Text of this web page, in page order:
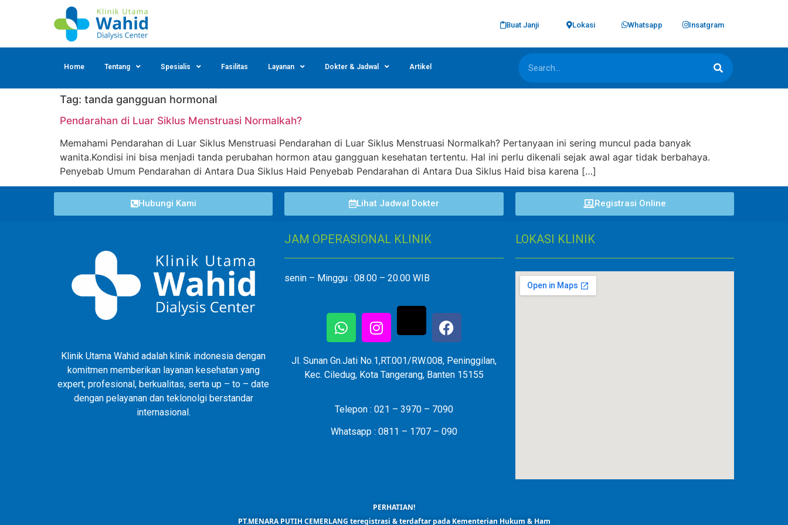
Buat Janji Lokasi Whatsapp Insatgram
Home Tentang Spesialis Fasilitas Layanan Dokter & Jadwal Artikel
Tag: tanda gangguan hormonal
Pendarahan di Luar Siklus Menstruasi Normalkah?
Memahami Pendarahan di Luar Siklus Menstruasi Pendarahan di Luar Siklus Menstruasi Normalkah? Pertanyaan ini sering muncul pada banyak
wanita.Kondisi ini bisa menjadi tanda perubahan hormon atau gangguan kesehatan tertentu. Hal ini perlu dikenali sejak awal agar tidak berbahaya.
Penyebab Umum Pendarahan di Antara Dua Siklus Haid Penyebab Pendarahan di Antara Dua Siklus Haid bisa karena […]
Hubungi Kami Lihat Jadwal Dokter Registrasi Online
Klinik Utama Wahid adalah klinik indonesia dengan
komitmen memberikan layanan kesehatan yang
expert, profesional, berkualitas, serta up – to – date
dengan pelayanan dan teklonolgi berstandar
internasional.
JAM OPERASIONAL KLINIK
senin – Minggu : 08.00 – 20.00 WIB
Jl. Sunan Gn.Jati No.1,RT.001/RW.008, Peninggilan,
Kec. Ciledug, Kota Tangerang, Banten 15155
Telepon : 021 – 3970 – 7090
Whatsapp : 0811 – 1707 – 090
LOKASI KLINIK
PERHATIAN!
PT.MENARA PUTIH CEMERLANG teregistrasi & terdaftar pada Kementerian Hukum & Ham